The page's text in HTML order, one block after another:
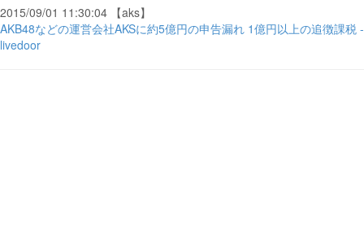
2015/09/01 11:30:04 【aks】
AKB48などの運営会社AKSに約5億円の申告漏れ 1億円以上の追徴課税 -
livedoor